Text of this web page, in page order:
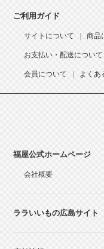
ご利用ガイド
サイトについて 商品
お支払い・配送について
会員について よくあ
福屋公式ホームページ
会社概要
ララいいもの広島サイト